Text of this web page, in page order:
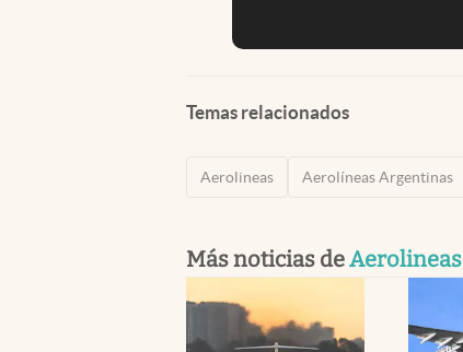
Temas relacionados
Aerolineas Aerolíneas Argentinas
Más noticias deAerolineas